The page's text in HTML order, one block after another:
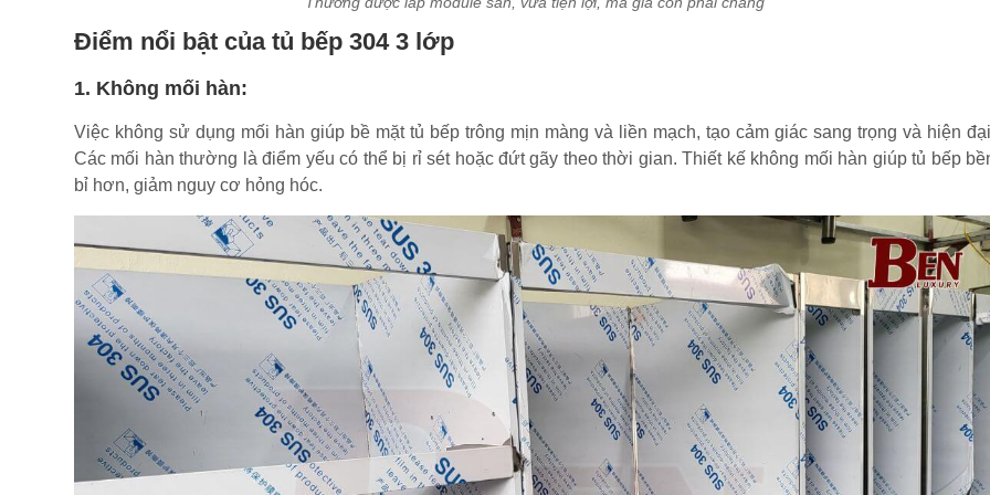
Điểm nổi bật của tủ bếp 304 3 lớp
1. Không mối hàn:
Việc không sử dụng mối hàn giúp bề mặt tủ bếp trông mịn màng và liền mạch, tạo cảm giác sang trọng và hiện
Các mối hàn thường là điểm yếu có thể bị rỉ sét hoặc đứt gãy theo thời gian. Thiết kế không mối hàn giúp tủ bếp
bỉ hơn, giảm nguy cơ hỏng hóc.